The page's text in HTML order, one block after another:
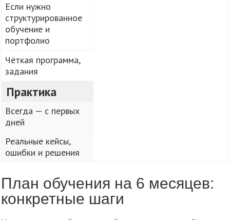
Если нужно
структурированное
обучение и
портфолио
Чёткая программа,
задания
Практика
Всегда — с первых
дней
Реальные кейсы,
ошибки и решения
План обучения на 6 месяцев:
конкретные шаги